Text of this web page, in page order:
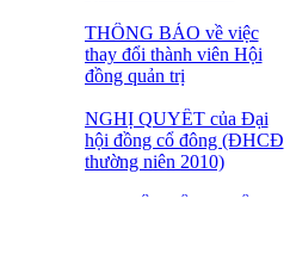
THÔNG BÁO về việc
thay đổi thành viên Hội
đồng quản trị
NGHỊ QUYẾT của Đại
hội đồng cổ đông (ĐHCĐ
thường niên 2010)